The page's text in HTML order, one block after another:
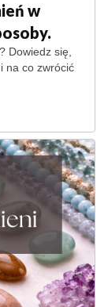
w
Dowiedz się,
na co zwrócić